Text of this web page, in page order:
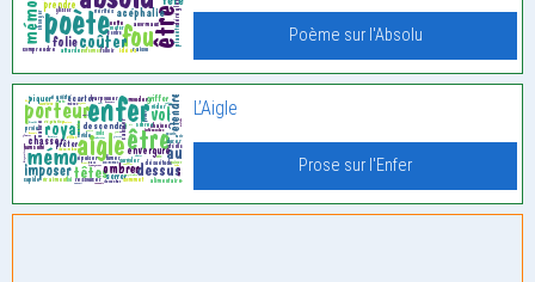
Poème sur l'Absolu
L’Aigle
Prose sur l'Enfer